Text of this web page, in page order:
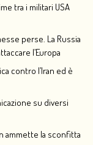
tra i militari USA
perse. La Russia
l’Europa
contro l’Iran ed è
su diversi
ammette la sconfitta